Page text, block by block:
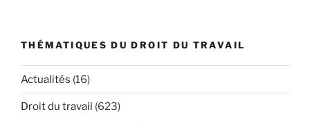
THÉMATIQUES DU DROIT DU TRAVAIL
Actualités (16)
Droit du travail (623)